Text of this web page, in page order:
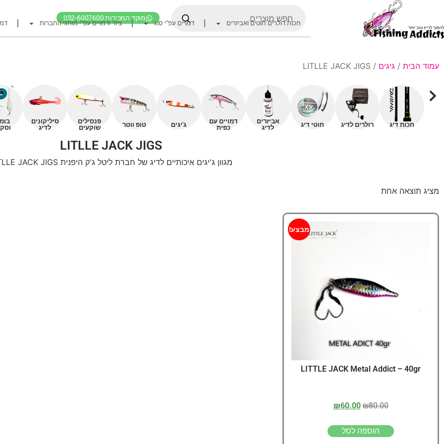
מוקד המכירות 052-6007600
דף הבית
רולרים
אביזרים לרולר
חוטי דיג מומלצים
חכות רולרים חוטים ואביזרים דמויים עפ"י סוג ציוד ודמויים עפ"י מותגי החברות
עמוד הבית / גיגים / LITLLE JACK JIGS
חכות דיג רולרים לדיג חוטי דיג
אביזרים
לדיג
דמויים עם
כפית
ג'יגים טופ ווטר
פנסילים
שוקעים
סיליקונים
לדיג
LITLLE JACK JIGS
מגוון ג'יגים איכותיים לדיג של חברת ליטל ג'ק היפנית LITLLE JACK JIGS
מציג תוצאה אחת
מבצע!
LITTLE JACK Metal Addict – 40gr
₪80.00
₪60.00
הוספה לסל